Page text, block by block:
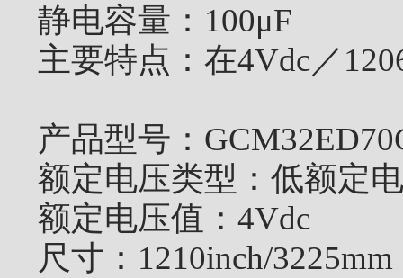
静电容量： 100μF
主要特点： 在4Vdc／
产品型号：
额定电压类型： 低额定
额定电压值： 4Vdc
尺寸： 1210inch/3225mm